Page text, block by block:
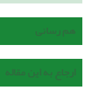
هم رسانی
ارجاع به این مقاله